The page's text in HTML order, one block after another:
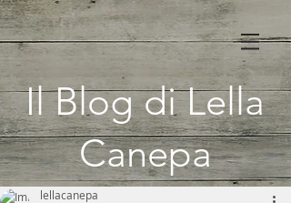
Il Blog di Lella
Canepa
lellacanepa